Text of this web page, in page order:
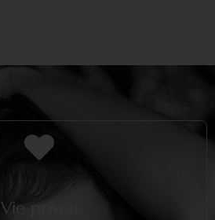
Vie privée